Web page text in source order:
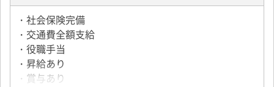
・有給休暇 法定通り
・年末年始休暇、慶弔休暇、出産・育児休暇
・社会保険完備
・交通費全額支給
・役職手当
・昇給あり
・賞与あり